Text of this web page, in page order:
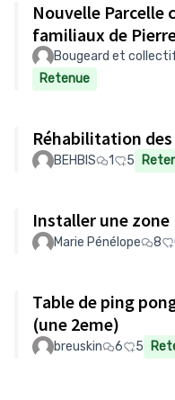
Nouvelle Parcelle
familiaux de
Bougeard et
Retenue
Réhabilitation des
BEHBIS 1 5
Installer une
Marie Pénélope 8
Table de ping
(une 2eme)
breuskin 6 5